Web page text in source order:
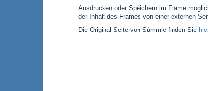
Ausdrucken oder Speichern im Frame
der Inhalt des Frames von einer externen
Die Original-Seite von Sàmmle finden Sie hier